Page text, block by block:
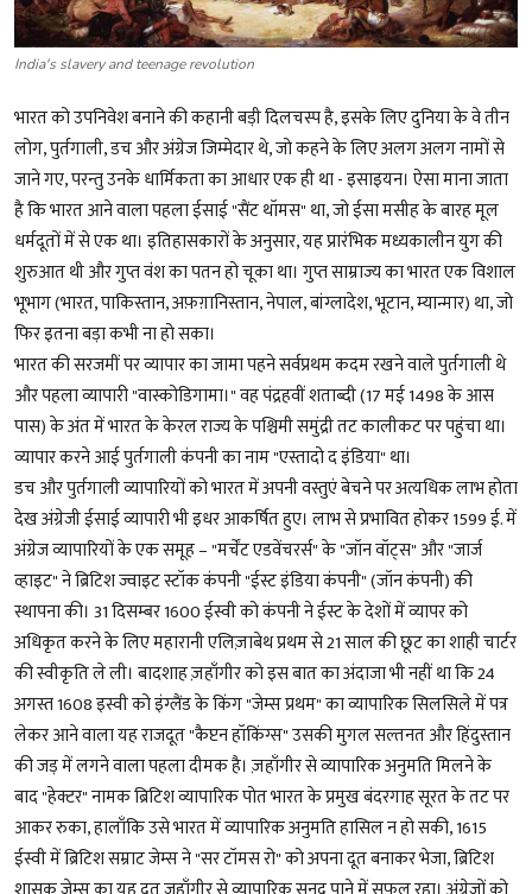
India's slavery and teenage revolution
भारत को उपनिवेश बनाने की कहानी बड़ी दिलचस्प है, इसके लिए दुनिया के वे तीन
लोग, पुर्तगाली, डच और अंग्रेज जिम्मेदार थे, जो कहने के लिए अलग अलग नामों से
जाने गए, परन्तु उनके धार्मिकता का आधार एक ही था - इसाइयन। ऐसा माना जाता
है कि भारत आने वाला पहला ईसाई "सैंट थॉमस" था, जो ईसा मसीह के बारह मूल
धर्मदूतों में से एक था। इतिहासकारों के अनुसार, यह प्रारंभिक मध्यकालीन युग की
शुरुआत थी और गुप्त वंश का पतन हो चूका था। गुप्त साम्राज्य का भारत एक विशाल
भूभाग (भारत, पाकिस्तान, अफ़ग़ानिस्तान, नेपाल, बांग्लादेश, भूटान, म्यान्मार) था, जो
फिर इतना बड़ा कभी ना हो सका।
भारत की सरजमीं पर व्यापार का जामा पहने सर्वप्रथम कदम रखने वाले पुर्तगाली थे
और पहला व्यापारी "वास्कोडिगामा।" वह पंद्रहवीं शताब्दी (17 मई 1498 के आस
पास) के अंत में भारत के केरल राज्य के पश्चिमी समुंद्री तट कालीकट पर पहुंचा था।
व्यापार करने आई पुर्तगाली कंपनी का नाम "एस्तादो द इंडिया" था।
डच और पुर्तगाली व्यापारियों को भारत में अपनी वस्तुएं बेचने पर अत्यधिक लाभ होता
देख अंग्रेजी ईसाई व्यापारी भी इधर आकर्षित हुए। लाभ से प्रभावित होकर 1599 ई. में
अंग्रेज व्यापारियों के एक समूह – "मर्चेंट एडवेंचरर्स" के "जॉन वॉट्स" और "जार्ज
व्हाइट" ने ब्रिटिश ज्वाइट स्टॉक कंपनी "ईस्ट इंडिया कंपनी" (जॉन कंपनी) की
स्थापना की। 31 दिसम्बर 1600 ईस्वी को कंपनी ने ईस्ट के देशों में व्यापर को
अधिकृत करने के लिए महारानी एलिज़ाबेथ प्रथम से 21 साल की छूट का शाही चार्टर
की स्वीकृति ले ली। बादशाह ज़हाँगीर को इस बात का अंदाजा भी नहीं था कि 24
अगस्त 1608 इस्वी को इंग्लैंड के किंग "जेम्स प्रथम" का व्यापारिक सिलसिले में पत्र
लेकर आने वाला यह राजदूत "कैप्टन हॉकिंग्स" उसकी मुगल सल्तनत और हिंदुस्तान
की जड़ में लगने वाला पहला दीमक है। ज़हाँगीर से व्यापारिक अनुमति मिलने के
बाद "हेक्टर" नामक ब्रिटिश व्यापारिक पोत भारत के प्रमुख बंदरगाह सूरत के तट पर
आकर रुका, हालाँकि उसे भारत में व्यापारिक अनुमति हासिल न हो सकी, 1615
ईस्वी में ब्रिटिश सम्राट जेम्स ने "सर टॉमस रो" को अपना दूत बनाकर भेजा, ब्रिटिश